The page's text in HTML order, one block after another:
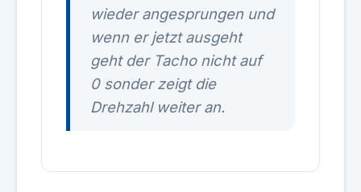
wieder angesprungen und
wenn er jetzt ausgeht
geht der Tacho nicht auf
0 sonder zeigt die
Drehzahl weiter an.